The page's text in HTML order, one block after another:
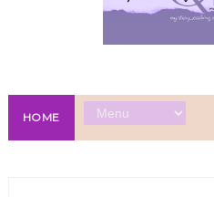
HOME